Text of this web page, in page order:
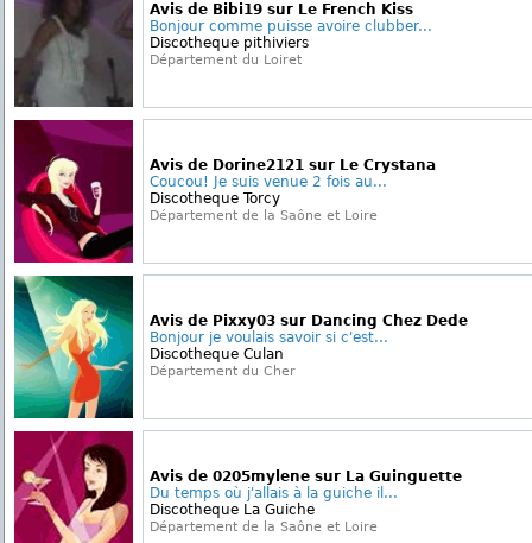
Avis de Bibi19 sur Le French Kiss
Bonjour comme puisse avoire clubber...
Discotheque pithiviers
Département du Loiret
Avis de Dorine2121 sur Le Crystana
Coucou! Je suis venue 2 fois au...
Discotheque Torcy
Département de la Saône et Loire
Avis de Pixxy03 sur Dancing Chez Dede
Bonjour je voulais savoir si c'est...
Discotheque Culan
Département du Cher
Avis de 0205mylene sur La Guinguette
Du temps où j'allais à la guiche il...
Discotheque La Guiche
Département de la Saône et Loire